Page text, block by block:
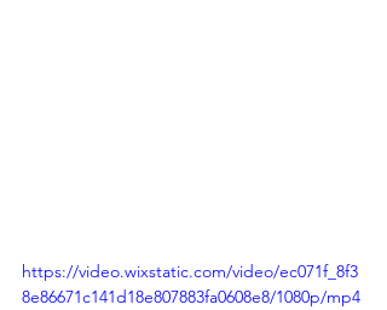
https://video.wixstatic.com/video/ec071f_8f3
8e86671c141d18e807883fa0608e8/1080p/mp4